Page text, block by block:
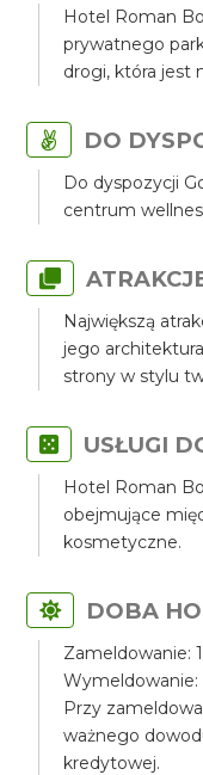
Hotel Roman
prywatnego
drogi, która jest
DO
Do dyspozycji
centrum
Największą
jego
strony w stylu
USŁUGI
Hotel Roman
obejmujące
kosmetyczne.
DOBA
Zameldowanie:
Wymeldowanie:
Przy
ważnego
kredytowej.